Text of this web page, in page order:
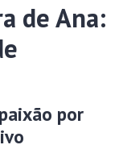
de Ana:
por